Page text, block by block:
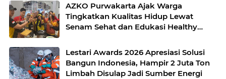
AZKO Purwakarta Ajak Warga
Tingkatkan Kualitas Hidup Lewat
Senam Sehat dan Edukasi Healthy
Lestari Awards 2026 Apresiasi Solusi
Bangun Indonesia, Hampir 2 Juta Ton
Limbah Disulap Jadi Sumber Energi